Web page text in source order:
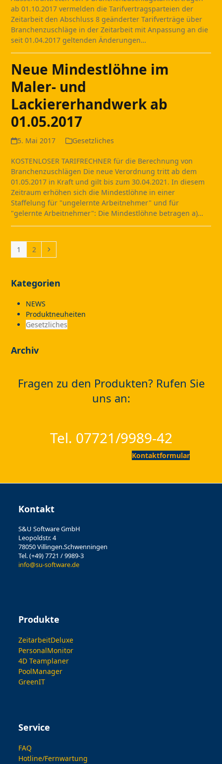
ab 01.10.2017 vermelden die Tarifvertragsparteien der
Zeitarbeit den Abschluss 8 geänderter Tarifverträge über
Branchenzuschläge in der Zeitarbeit mit Anpassung an die
seit 01.04.2017 geltenden Änderungen…
Neue Mindestlöhne im
Maler- und
Lackiererhandwerk ab
01.05.2017
5. Mai 2017 Gesetzliches
KOSTENLOSER TARIFRECHNER für die Berechnung von
Branchenzuschlägen Die neue Verordnung tritt ab dem
01.05.2017 in Kraft und gilt bis zum 30.04.2021. In diesem
Zeitraum erhöhen sich die Mindestlöhne in einer
Staffelung für "ungelernte Arbeitnehmer" und für
"gelernte Arbeitnehmer": Die Mindestlöhne betragen a)…
Page
1 Page
2 Next
Kategorien
NEWS
Produktneuheiten
Gesetzliches
Archiv
Fragen zu den Produkten? Rufen Sie
uns an:
Tel. 07721/9989-42
Kontaktformular
Kontakt
S&U Software GmbH
Leopoldstr. 4
78050 Villingen.Schwenningen
Tel. (+49) 7721 / 9989-3
info@su-software.de
Produkte
ZeitarbeitDeluxe
PersonalMonitor
4D Teamplaner
PoolManager
GreenIT
Service
FAQ
Hotline/Fernwartung